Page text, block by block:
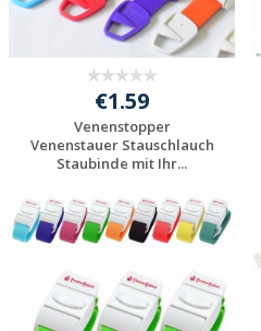
€1.59
Venenstopper
Venenstauer Stauschlauch
Staubinde mit Ihr...
Individuelle
Werbeartikel
anfragen